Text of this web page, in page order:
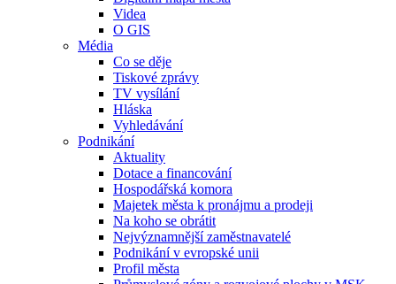
Videa
O GIS
Média
Co se děje
Tiskové zprávy
TV vysílání
Hláska
Vyhledávání
Podnikání
Aktuality
Dotace a financování
Hospodářská komora
Majetek města k pronájmu a prodeji
Na koho se obrátit
Nejvýznamnější zaměstnavatelé
Podnikání v evropské unii
Profil města